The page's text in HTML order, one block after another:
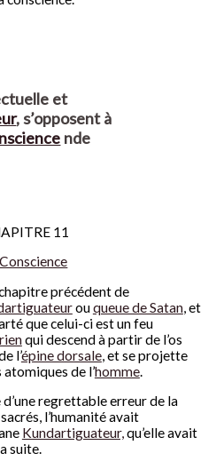
et
, s’opposent à
nde
11
Conscience
précédent de
ouqueue de Satan, et
que celui-ci est un feu
qui descend à partir de l’os
l’épine dorsale, et se projette
de l’homme.
d’une regrettable erreur de la
l’humanité avait
Kundartiguateur,qu’elle avait
suite.